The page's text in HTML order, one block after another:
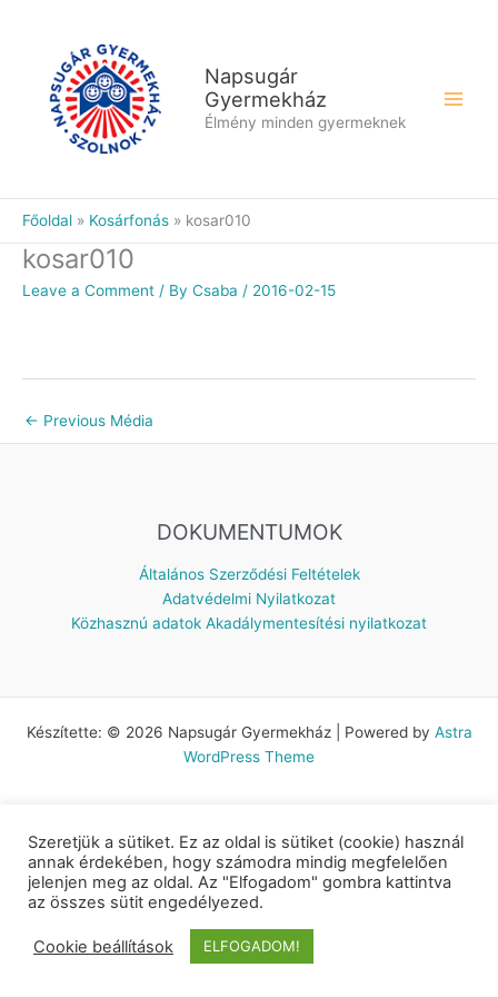
Napsugár
Gyermekház
Élmény minden gyermeknek
Főoldal Kosárfonás kosar010
kosar010
Leave a Comment / By Csaba / 2016-02-15
← Previous Média
DOKUMENTUMOK
Általános Szerződési Feltételek
Adatvédelmi Nyilatkozat
Közhasznú adatok Akadálymentesítési nyilatkozat
Készítette: © 2026 Napsugár Gyermekház | Powered by Astra
WordPress Theme
Szeretjük a sütiket. Ez az oldal is sütiket (cookie) használ
annak érdekében, hogy számodra mindig megfelelően
jelenjen meg az oldal. Az "Elfogadom" gombra kattintva
az összes sütit engedélyezed.
Cookie beállítások ELFOGADOM!